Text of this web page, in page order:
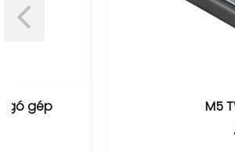
M5 TWS fülhallgató